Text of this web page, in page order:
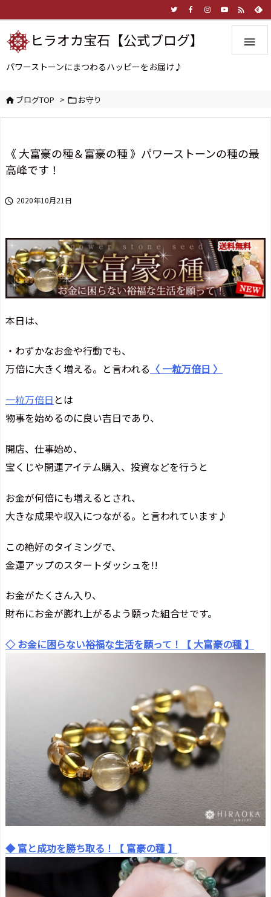


ヒラオカ宝石【公式ブログ】
パワーストーンにまつわるハッピーをお届け♪
ブログTOP > お守り
《 大富豪の種＆富豪の種 》パワーストーンの種の最
高峰です！
 2020年10月21日
本日は、
・わずかなお金や行動でも、
万倍に大きく増える。と言われる 〈 一粒万倍日 〉
一粒万倍日 とは
物事を始めるのに良い吉日であり、
開店、仕事始め、
宝くじや開運アイテム購入、投資などを行うと
お金が何倍にも増えるとされ、
大きな成果や収入につながる。と言われています♪
この絶好のタイミングで、
金運アップのスタートダッシュを!!
お金がたくさん入り、
財布にお金が膨れ上がるよう願った組合せです。
◇ お金に困らない裕福な生活を願って！【 大富豪の種 】
◆ 富と成功を勝ち取る！【 富豪の種 】